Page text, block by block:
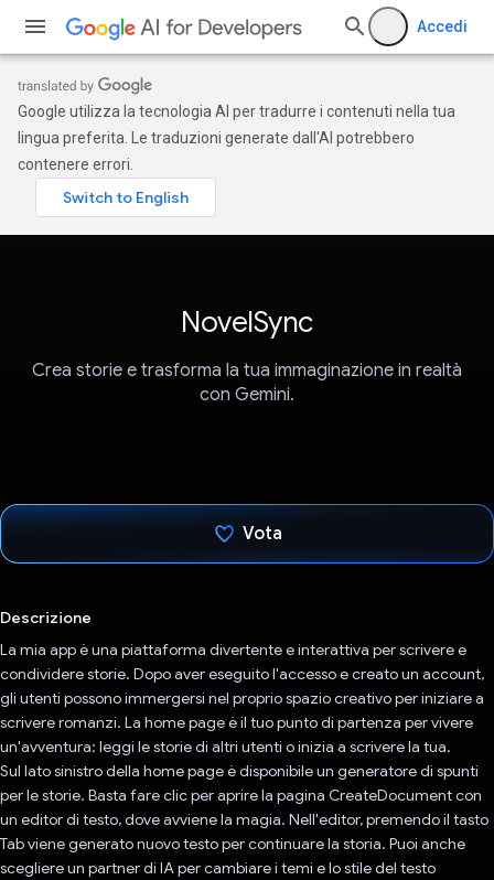
Accedi
Google utilizza la tecnologia AI per tradurre i contenuti nella tua
lingua preferita. Le traduzioni generate dall'AI potrebbero
contenere errori.
NovelSync
Crea storie e trasforma la tua immaginazione in realtà
con Gemini.
Vota
Descrizione
La mia app è una piattaforma divertente e interattiva per scrivere e
condividere storie. Dopo aver eseguito l'accesso e creato un account,
gli utenti possono immergersi nel proprio spazio creativo per iniziare a
scrivere romanzi. La home page è il tuo punto di partenza per vivere
un'avventura: leggi le storie di altri utenti o inizia a scrivere la tua.
Sul lato sinistro della home page è disponibile un generatore di spunti
per le storie. Basta fare clic per aprire la pagina CreateDocument con
un editor di testo, dove avviene la magia. Nell'editor, premendo il tasto
Tab viene generato nuovo testo per continuare la storia. Puoi anche
scegliere un partner di IA per cambiare i temi e lo stile del testo